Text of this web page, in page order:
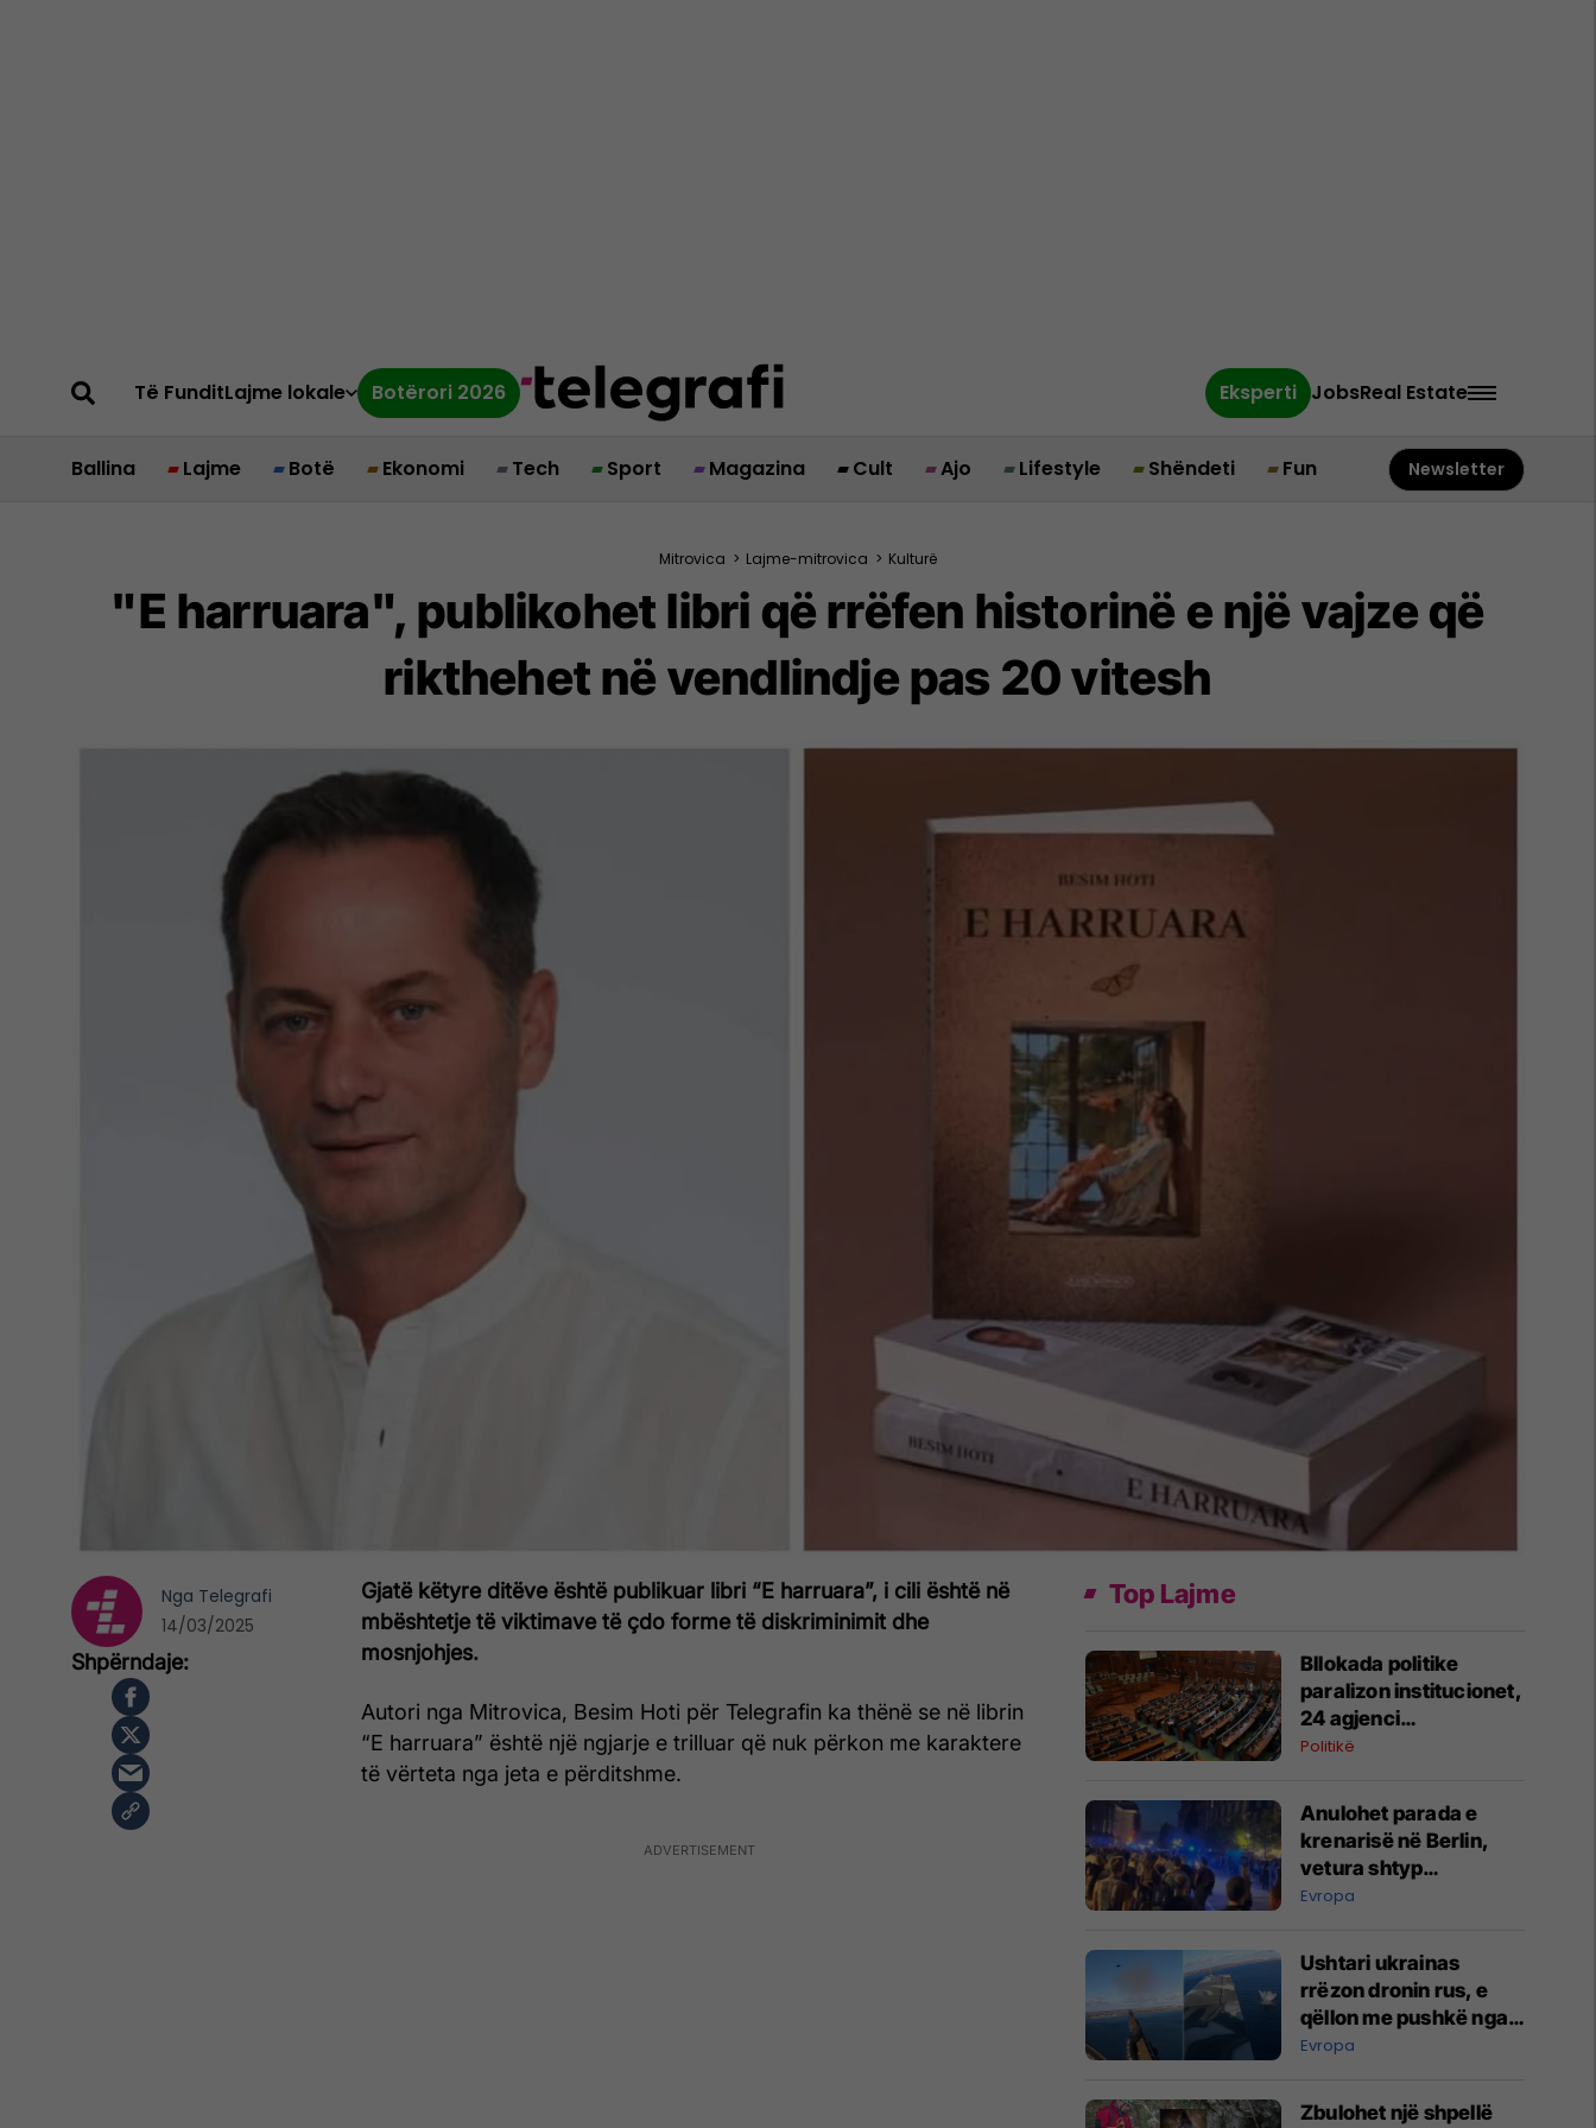
Të FunditLajme lokale Botërori 2026 Eksperti JobsReal Estate
Ballina Lajme Botë Ekonomi Tech Sport Magazina Cult Ajo Lifestyle Shëndeti Fun Newsletter
Mitrovica > Lajme-mitrovica > Kulturë
"E harruara", publikohet libri që rrëfen historinë e një vajze që
rikthehet në vendlindje pas 20 vitesh
Gjatë këtyre ditëve është publikuar libri “E harruara”, i cili është në
mbështetje të viktimave të çdo forme të diskriminimit dhe
mosnjohjes.
Autori nga Mitrovica, Besim Hoti për Telegrafin ka thënë se në librin
“E harruara” është një ngjarje e trilluar që nuk përkon me karaktere
të vërteta nga jeta e përditshme.
Nga Telegrafi
14/03/2025
Top Lajme
Bllokada politike
paralizon institucionet,
24 agjenci
funksionojnë me
ose jo të plota
Politikë
Anulohet parada e
krenarisë në Berlin,
vetura shtyp
pjesëmarrësit –
lënduar
Evropa
Ushtari ukrainas
rrëzon dronin rus, e
qëllon me pushkë nga
kabina e aeroplanit
Evropa
Zbulohet një shpellë